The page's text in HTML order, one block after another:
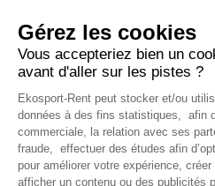
Atelier ski
Séchage de chaussures
Location de vélo